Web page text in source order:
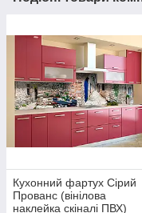
Кухонний фартух Сірий
Прованс (вінілова
наклейка скіналі ПВХ)